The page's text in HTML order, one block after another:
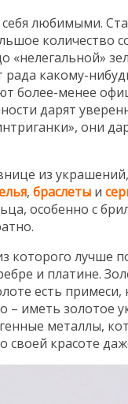
любимыми.
количество
«нелегальной»
рада какому-
более-менее
дарят
они
из
, браслеты и
особенно с
которого лучше
и платине.
есть
– иметь золотое
металлы,
красоте